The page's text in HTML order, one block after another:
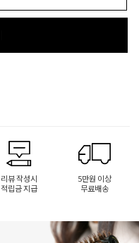
리뷰 작성시
적립금 지급
5만원 이상
무료배송